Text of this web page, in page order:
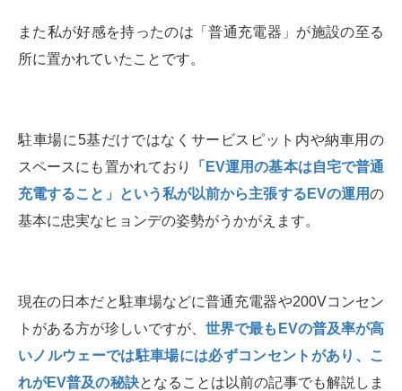
また私が好感を持ったのは「普通充電器」が施設の至る
所に置かれていたことです。
駐車場に5基だけではなくサービスピット内や納車用の
スペースにも置かれており
「EV運用の基本は自宅で普通
充電すること」という私が以前から主張するEVの運用の
基本に忠実なヒョンデの姿勢がうかがえます。
現在の日本だと駐車場などに普通充電器や200Vコンセン
トがある方が珍しいですが、世界で最もEVの普及率が高
いノルウェーでは駐車場には必ずコンセントがあり、こ
れがEV普及の秘訣となることは以前の記事でも解説しま